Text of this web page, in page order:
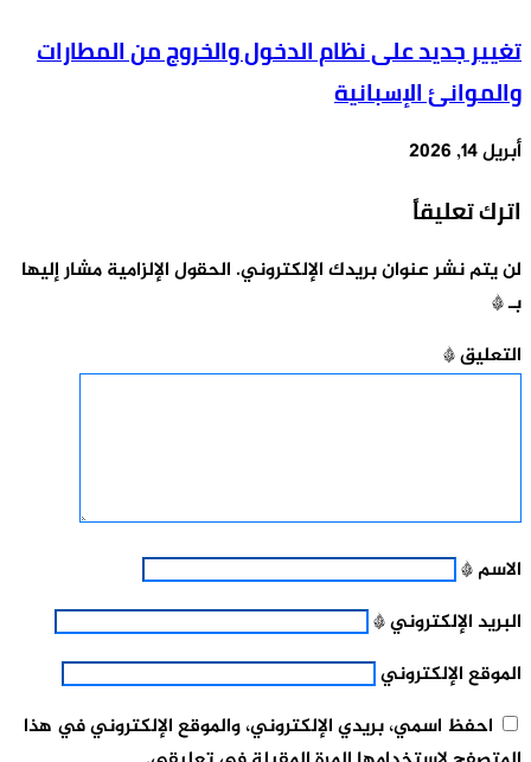
تغيير جديد على نظام الدخول والخروج من المطارات
والموانئ الإسبانية
أبريل 14, 2026
اترك تعليقاً
لن يتم نشر عنوان بريدك الإلكتروني. الحقول الإلزامية مشار إليها
بـ*
التعليق*
الاسم*
البريد الإلكتروني*
الموقع الإلكتروني
احفظ اسمي، بريدي الإلكتروني، والموقع الإلكتروني في هذا